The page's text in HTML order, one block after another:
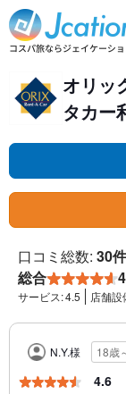
オリッ
タカー
口コミ総数: 30件
総合
サービス:4.5 店舗設
N.Y.様 18歳
4.6